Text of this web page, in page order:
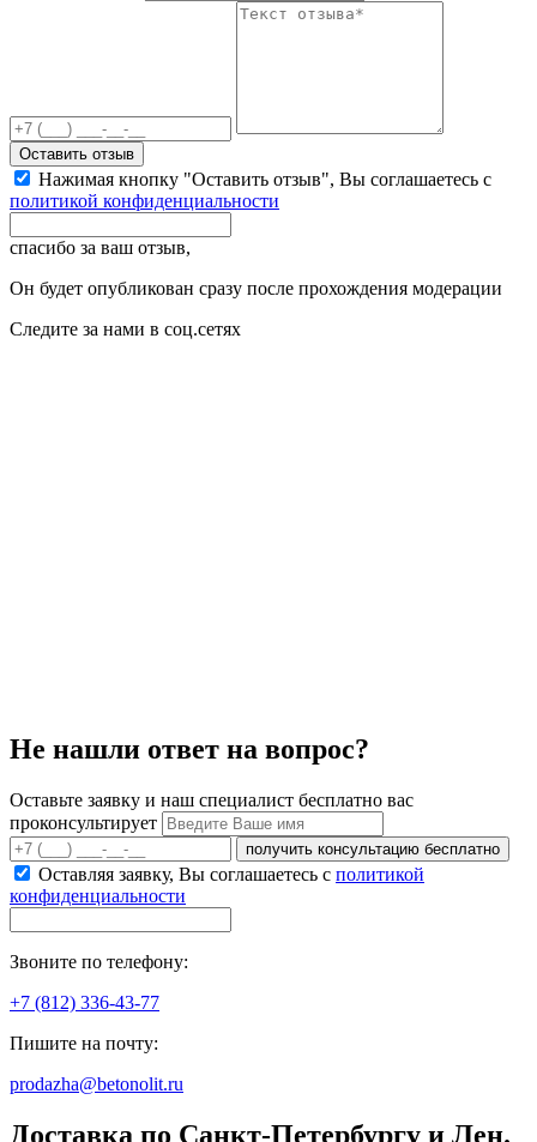
Оставить отзыв
Нажимая кнопку "Оставить отзыв", Вы соглашаетесь с
политикой конфиденциальности
спасибо за ваш отзыв,
Он будет опубликован сразу после прохождения модерации
Следите за нами в соц.сетях
Не нашли ответ на вопрос?
Оставьте заявку и наш специалист бесплатно вас
проконсультирует
получить консультацию бесплатно
Оставляя заявку, Вы соглашаетесь с политикой
конфиденциальности
Звоните по телефону:
+7 (812) 336-43-77
Пишите на почту:
prodazha@betonolit.ru
Доставка по Санкт-Петербургу и Лен.